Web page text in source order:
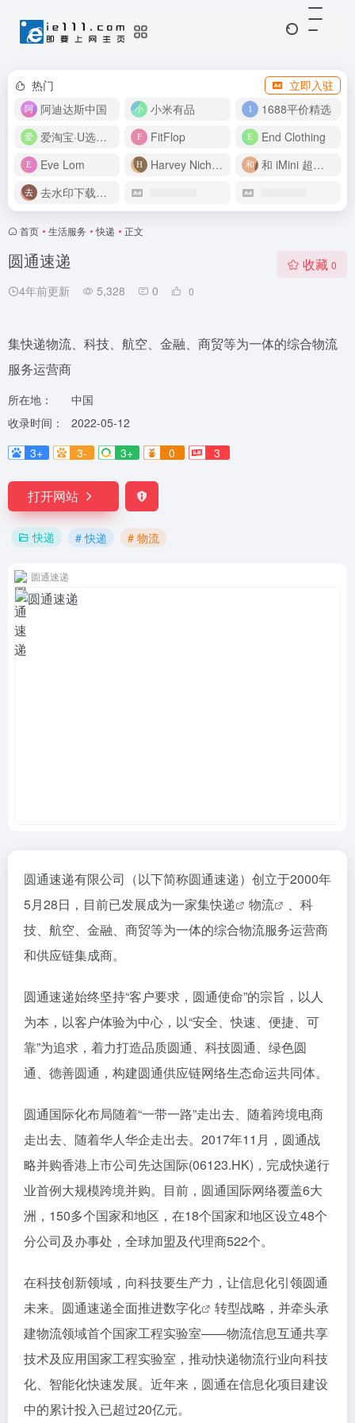
热门
立即入驻
阿迪达斯中国
小米有品
1688平价精选
爱淘宝·U选好价
FitFlop
End Clothing
Eve Lom
Harvey Nichols
和 iMini 超级智能体一起构建伟大作品
去水印下载视频
首页 • 生活服务 • 快递 • 正文
圆通速递
4年前更新 5,328 0 0
收藏 0
集快递物流、科技、航空、金融、商贸等为一体的综合物流
服务运营商
所在地：
中国
收录时间：
2022-05-12
3+
3- 3+ 0 3
打开网站
快递 # 快递 # 物流
圆通速递
圆通速递有限公司（以下简称圆通速递）创立于2000年
5月28日，目前已发展成为一家集快递 物流
、科
技、航空、金融、商贸等为一体的综合物流服务运营商
和供应链集成商。
圆通速递始终坚持“客户要求，圆通使命”的宗旨，以人
为本，以客户体验为中心，以“安全、快速、便捷、可
靠”为追求，着力打造品质圆通、科技圆通、绿色圆
通、德善圆通，构建圆通供应链网络生态命运共同体。
圆通国际化布局随着“一带一路”走出去、随着跨境电商
走出去、随着华人华企走出去。2017年11月，圆通战
略并购香港上市公司先达国际(06123.HK)，完成快递行
业首例大规模跨境并购。目前，圆通国际网络覆盖6大
洲，150多个国家和地区，在18个国家和地区设立48个
分公司及办事处，全球加盟及代理商522个。
在科技创新领域，向科技要生产力，让信息化引领圆通
未来。圆通速递全面推进数字化
转型战略，并牵头承
建物流领域首个国家工程实验室——物流信息互通共享
技术及应用国家工程实验室，推动快递物流行业向科技
化、智能化快速发展。近年来，圆通在信息化项目建设
中的累计投入已超过20亿元。